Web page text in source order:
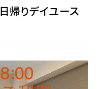
帰りデイユース